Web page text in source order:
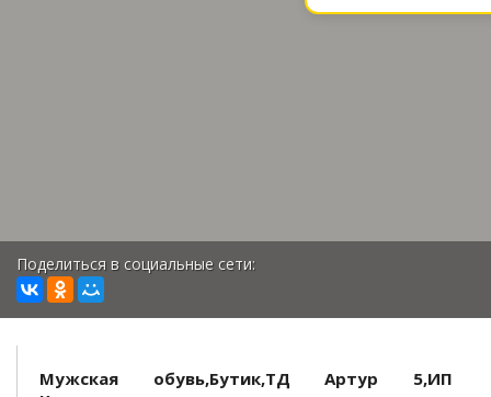
Поделиться в социальные сети:
Мужская обувь,Бутик,ТД Артур 5,ИП